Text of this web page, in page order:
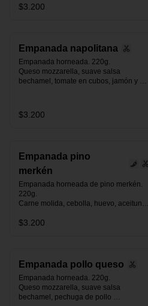
$3.200
Empanada napolitana
Empanada horneada. 220g.
Queso mozzarella, suave salsa
bechamel, tomate en cubos, jamón y
$3.200
Empanada pino
merkén
Empanada horneada de pino merkén.
220g.
Carne molida, cebolla, huevo, aceituna
ahumado y especias.
$3.200
Empanada pollo queso
Empanada horneada. 220g.
Queso mozzarella, suave salsa
bechamel, pechuga de pollo